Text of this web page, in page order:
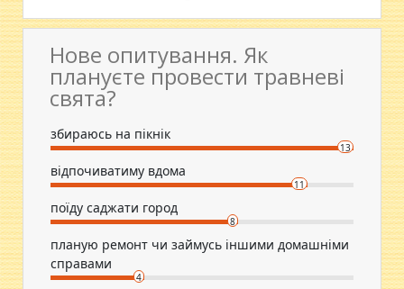
Нове опитування. Як
плануєте провести травневі
свята?
збираюсь на пікнік
13
відпочиватиму вдома
11
поїду саджати город
8
планую ремонт чи займусь іншими домашніми
справами
4